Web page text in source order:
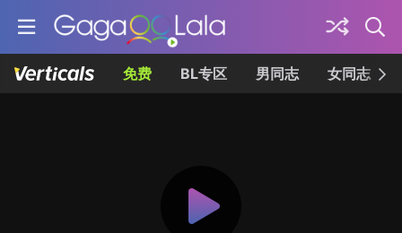
免费 BL专区 男同志 女同志